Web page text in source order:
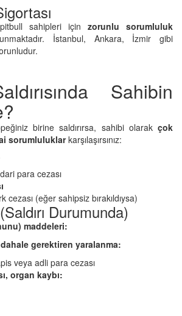
sahipleri için zorunlu sorumluluk
İstanbul, Ankara, İzmir gibi
Sahibin
birine saldırırsa, sahibi olarak çok
sorumluluklarkarşılaşırsınız:
para cezası
cezası (eğer sahipsiz bırakıldıysa)
Durumunda)
maddeleri:
gerektiren yaralanma:
veya adli para cezası
organ kaybı: